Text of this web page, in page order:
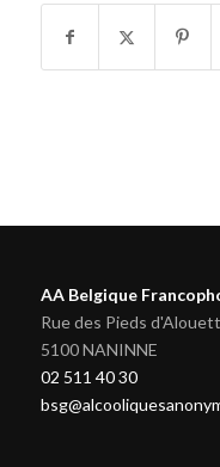
AA Belgique
Rue des Pieds
5100 NANINNE
02 511 40 30